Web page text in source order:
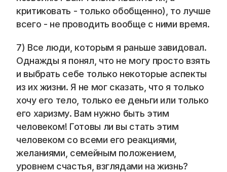
критиковать - только обобщенно), то лучше
7) Все люди, которым я раньше завидовал.
Однажды я понял, что не могу просто взять
и выбрать себе только некоторые аспекты
из их жизни. Я не мог сказать, что я только
хочу его тело, только ее деньги или только
его харизму. Вам нужно быть этим
человеком! Готовы ли вы стать этим
человеком со всеми его реакциями,
желаниями, семейным положением,
уровнем счастья, взглядами на жизнь?